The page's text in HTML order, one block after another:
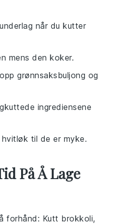
når du kutter
mens den koker.
grønnsaksbuljong og
ingrediensene
til de er myke.
På Å Lage
forhånd : Kutt brokkoli,